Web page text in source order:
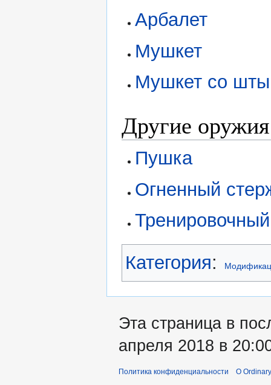
Арбалет
Мушкет
Мушкет со
Другие оружия
Пушка
Огненный
Категория:
Эта страница в
апреля 2018 в
Политика конфиденциальности О